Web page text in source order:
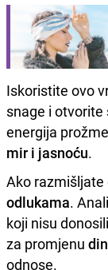
Iskoristite ovo
snage i
energija
mir i jasnoću.
Ako razmišljate
odlukama.
koji nisu donosili
za promjenu
odnose.